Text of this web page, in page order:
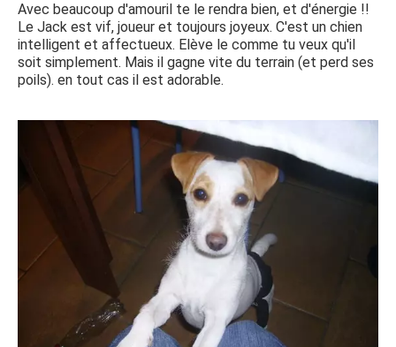
Avec beaucoup d'amouril te le rendra bien, et d'énergie !!
Le Jack est vif, joueur et toujours joyeux. C'est un chien
intelligent et affectueux. Elève le comme tu veux qu'il
soit simplement. Mais il gagne vite du terrain (et perd ses
poils). en tout cas il est adorable.